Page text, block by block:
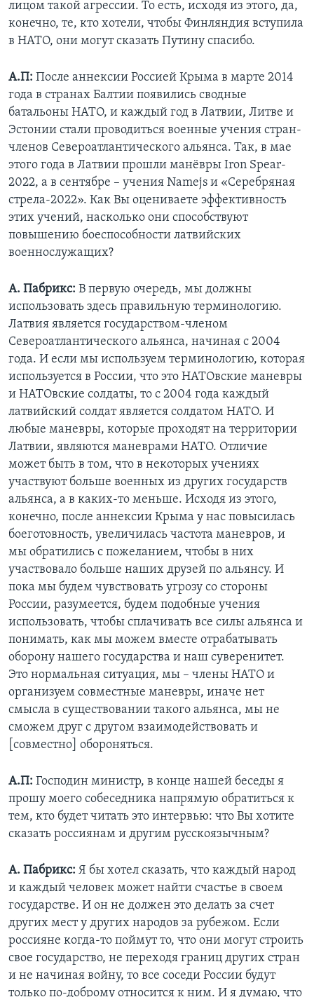
лицом такой агрессии. То есть, исходя из этого, да,
конечно, те, кто хотели, чтобы Финляндия вступила
в НАТО, они могут сказать Путину спасибо.
А.П: После аннексии Россией Крыма в марте 2014
года в странах Балтии появились сводные
батальоны НАТО, и каждый год в Латвии, Литве и
Эстонии стали проводиться военные учения стран-
членов Североатлантического альянса. Так, в мае
этого года в Латвии прошли манёвры Iron Spear-
2022, а в сентябре – учения Namejs и «Серебряная
стрела-2022». Как Вы оцениваете эффективность
этих учений, насколько они способствуют
повышению боеспособности латвийских
военнослужащих?
А. Пабрикс: В первую очередь, мы должны
использовать здесь правильную терминологию.
Латвия является государством-членом
Североатлантического альянса, начиная с 2004
года. И если мы используем терминологию, которая
используется в России, что это НАТОвские маневры
и НАТОвские солдаты, то с 2004 года каждый
латвийский солдат является солдатом НАТО. И
любые маневры, которые проходят на территории
Латвии, являются маневрами НАТО. Отличие
может быть в том, что в некоторых учениях
участвуют больше военных из других государств
альянса, а в каких-то меньше. Исходя из этого,
конечно, после аннексии Крыма у нас повысилась
боеготовность, увеличилась частота маневров, и
мы обратились с пожеланием, чтобы в них
участвовало больше наших друзей по альянсу. И
пока мы будем чувствовать угрозу со стороны
России, разумеется, будем подобные учения
использовать, чтобы сплачивать все силы альянса и
понимать, как мы можем вместе отрабатывать
оборону нашего государства и наш суверенитет.
Это нормальная ситуация, мы – члены НАТО и
организуем совместные маневры, иначе нет
смысла в существовании такого альянса, мы не
сможем друг с другом взаимодействовать и
[совместно] обороняться.
А.П: Господин министр, в конце нашей беседы я
прошу моего собеседника напрямую обратиться к
тем, кто будет читать это интервью: что Вы хотите
сказать россиянам и другим русскоязычным?
А. Пабрикс: Я бы хотел сказать, что каждый народ
и каждый человек может найти счастье в своем
государстве. И он не должен это делать за счет
других мест у других народов за рубежом. Если
россияне когда-то поймут то, что они могут строить
свое государство, не переходя границ других стран
и не начиная войну, то все соседи России будут
только по-доброму относится к ним. И я думаю, что